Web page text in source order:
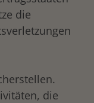
die
die